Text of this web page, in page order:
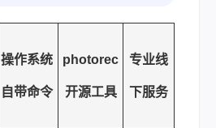
操作系统
自带命令
photorec
开源工具
专业线
下服务